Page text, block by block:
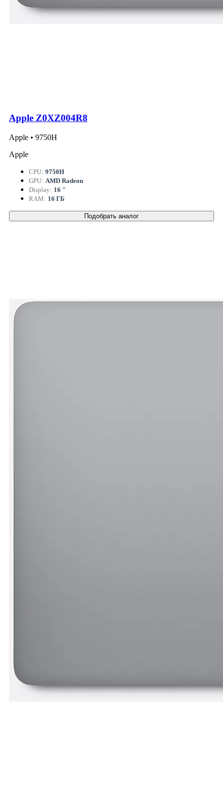
Apple Z0XZ004R8
Apple • 9750H
Apple
CPU: 9750H
GPU: AMD Radeon
Display: 16 "
RAM: 16 ГБ
Подобрать аналог